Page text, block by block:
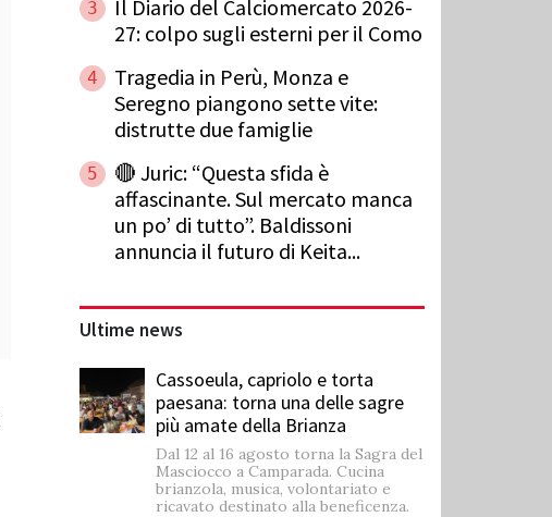
3
Il Diario del Calciomercato 2026-
27: colpo sugli esterni per il Como
4
Tragedia in Perù, Monza e
Seregno piangono sette vite:
distrutte due famiglie
5
🔴 Juric: “Questa sfida è
affascinante. Sul mercato manca
un po’ di tutto”. Baldissoni
annuncia il futuro di Keita...
Ultime news
Cassoeula, capriolo e torta
paesana: torna una delle sagre
più amate della Brianza
Dal 12 al 16 agosto torna la Sagra del
Masciocco a Camparada. Cucina
brianzola, musica, volontariato e
ricavato destinato alla beneficenza.